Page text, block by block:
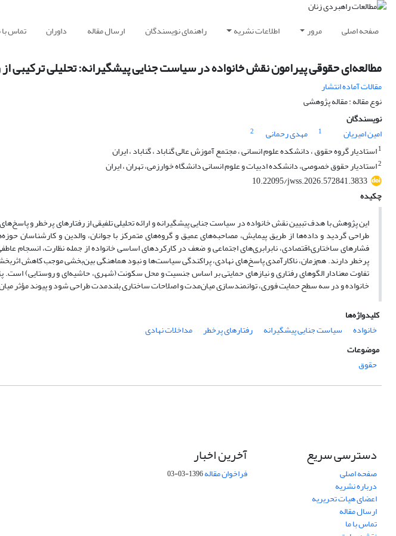
صفحه اصلی مرور اطلاعات نشریه راهنمای نویسندگان ارسال مقاله داوران تماس با
مطالعه‌ای حقوقی پیرامون نقش خانواده در سیاست جنایی پیشگیرانه: تحلیلی ترکیبی
مقالات آماده انتشار
نوع مقاله : مقاله پژوهشی
نویسندگان
امین امیریان
1 مهدی رحمانی
2
1استادیار گروه حقوق ، دانشکده علوم انسانی ، مجتمع آموزش عالی گناباد ، گناباد ، ایران
2استادیار حقوق خصوصی، دانشکده ادبیات و علوم انسانی دانشگاه خوارزمی، تهران ، ایران
10.22095/jwss.2026.572841.3833
چکیده
این پژوهش با هدف تبیین نقش خانواده در سیاست جنایی پیشگیرانه و ارائه تحلیلی تلفیقی از رفتارهای پرخطر و
طراحی گردید و داده‌ها از طریق پیمایش، مصاحبه‌های عمیق و گروه‌های متمرکز با جوانان، والدین و کارشناسان
فشارهای ساختاری–اقتصادی، نابرابری‌های اجتماعی و ضعف در کارکردهای اساسی خانواده از جمله نظارت، انسجام
پرخطر دارند. هم‌زمان، ناکارآمدی پاسخ‌های نهادی، پراکندگی سیاست‌ها و نبود هماهنگی بین‌بخشی موجب کاهش
تفاوت معنادار الگوهای رفتاری و نیازهای حمایتی بر اساس جنسیت و محل سکونت (شهری، حاشیه‌ای و روستایی)
خانواده و در سه سطح حمایت فوری، توانمندسازی میان‌مدت و اصلاحات ساختاری بلندمدت طراحی شود و پیوند مؤثر
کلیدواژه‌ها
خانواده
سیاست جنایی پیشگیرانه رفتارهای پرخطر
مداخلات نهادی
موضوعات
حقوق
دسترسی سریع
صفحه اصلی
درباره نشریه
اعضای هیات تحریریه
ارسال مقاله
تماس با ما
آخرین اخبار
فراخوان مقاله1396-03-03